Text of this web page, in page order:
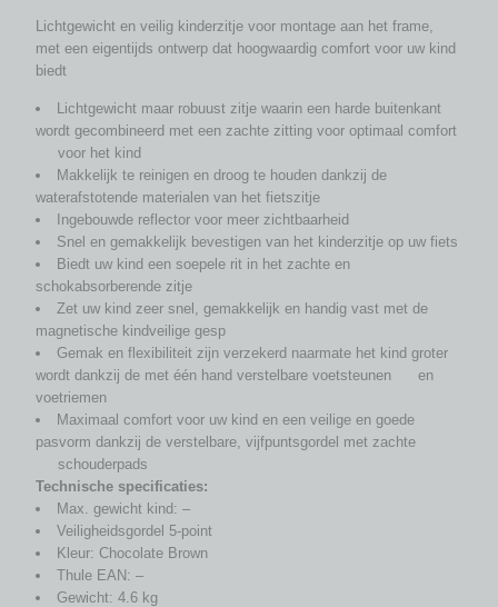
Lichtgewicht en veilig kinderzitje voor montage aan het frame,
met een eigentijds ontwerp dat hoogwaardig comfort voor uw kind
biedt
Lichtgewicht maar robuust zitje waarin een harde buitenkant
wordt gecombineerd met een zachte zitting voor optimaal comfort
voor het kind
Makkelijk te reinigen en droog te houden dankzij de
waterafstotende materialen van het fietszitje
Ingebouwde reflector voor meer zichtbaarheid
Snel en gemakkelijk bevestigen van het kinderzitje op uw fiets
Biedt uw kind een soepele rit in het zachte en
schokabsorberende zitje
Zet uw kind zeer snel, gemakkelijk en handig vast met de
magnetische kindveilige gesp
Gemak en flexibiliteit zijn verzekerd naarmate het kind groter
wordt dankzij de met één hand verstelbare voetsteunen en
voetriemen
Maximaal comfort voor uw kind en een veilige en goede
pasvorm dankzij de verstelbare, vijfpuntsgordel met zachte
schouderpads
Technische specificaties:
Max. gewicht kind: –
Veiligheidsgordel 5-point
Kleur: Chocolate Brown
Thule EAN: –
Gewicht: 4.6 kg